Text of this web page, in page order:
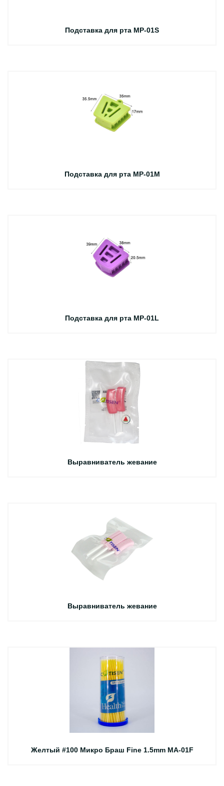
Подставка для рта MP-01S
Подставка для рта MP-01M
Подставка для рта MP-01L
Выравниватель жевание
Выравниватель жевание
Желтый #100 Микро Браш Fine 1.5mm MA-01F